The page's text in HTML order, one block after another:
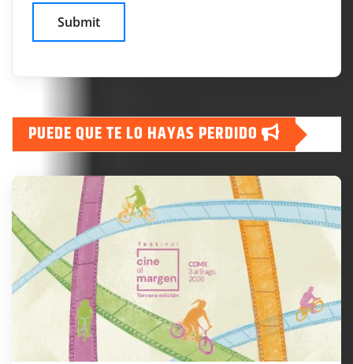
PUEDE QUE TE LO HAYAS PERDIDO